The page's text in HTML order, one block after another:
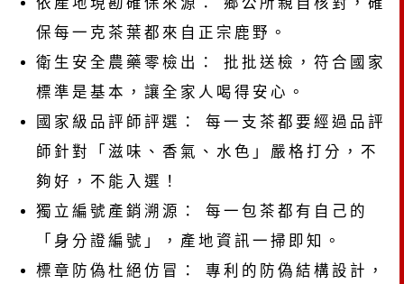
保每一克茶葉都來自正宗鹿野。
衛生安全農藥零檢出： 批批送檢，符合國家
標準是基本，讓全家人喝得安心。
國家級品評師評選： 每一支茶都要經過品評
師針對「滋味、香氣、水色」嚴格打分，不
夠好，不能入選！
獨立編號產銷溯源： 每一包茶都有自己的
「身分證編號」，產地資訊一掃即知。
標章防偽杜絕仿冒： 專利的防偽結構設計，